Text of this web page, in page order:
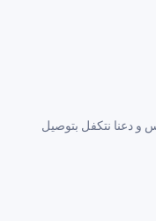
و دعنا نتكفل بتوصيل